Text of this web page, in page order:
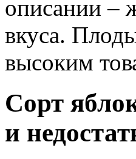
описании –
вкуса.
высоким
Сорт
и